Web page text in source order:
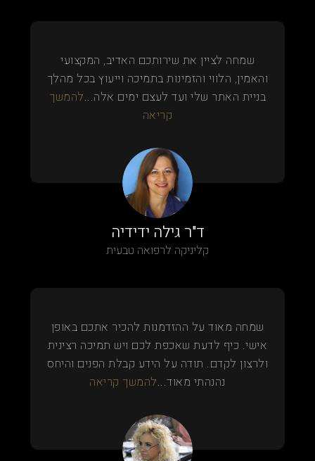
שמחה לציין את שירותכם האדיב, המקצועי
והאמין, הלווי והזמינות בתמיכה וייעוץ בכל מהלך
בניית האתר שלי ועד לעצם ימים אלה...להמשך
קריאה
ד"ר גילה ידידיה
קליניקה לרפואה טבעית
שמחה מאוד על ההזדמנות להכיר אתכם באופן
אישי. כיף לדעת שאכפת לכם ויש תמיכה רצינית
ולרצון לקדם. תודה על הידע קבלת הפנים והיחס
נהנהתי מאוד...להמשך קריאה